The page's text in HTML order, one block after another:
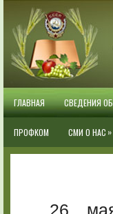
ГЛАВНАЯ СВЕДЕНИЯ
ПРОФКОМ СМИ О НАС »
26